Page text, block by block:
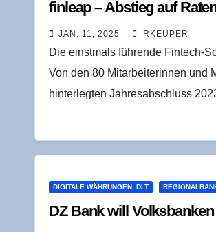
fin­leap – Abstieg auf
JAN. 11, 2025 RKEUPER
Die einstmals führende Fintech-
Von den 80 Mitarbeiterinnen und
hinterlegten Jahresabschluss
DIGITALE WÄHRUNGEN, DLT
DZ Bank will